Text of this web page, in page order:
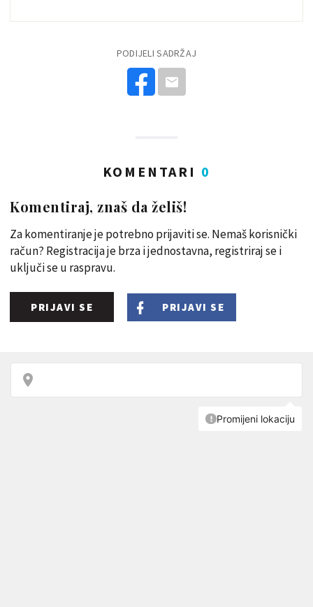
PODIJELI SADRŽAJ
KOMENTARI 0
Komentiraj, znaš da želiš!
Za komentiranje je potrebno prijaviti se. Nemaš korisnički
račun? Registracija je brza i jednostavna, registriraj se i
uključi se u raspravu.
PRIJAVI SE PRIJAVI SE